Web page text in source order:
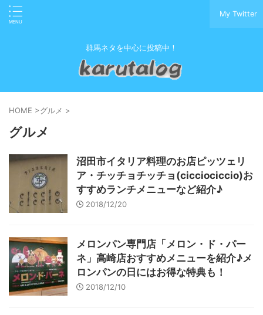
My Twitter
群馬ネタを中心に投稿中！
HOME >グルメ >
グルメ
沼田市イタリア料理のお店ピッツェリ
ア・チッチョチッチョ(cicciociccio)お
すすめランチメニューなど紹介♪
2018/12/20
メロンパン専門店「メロン・ド・パー
ネ」高崎店おすすめメニューを紹介♪メ
ロンパンの日にはお得な特典も！
2018/12/10